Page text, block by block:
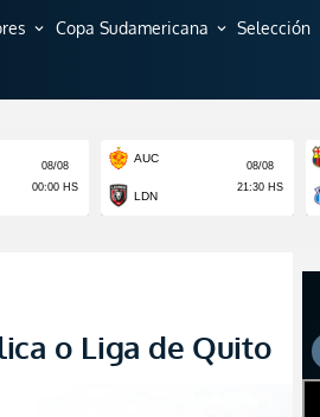
expand_more Copa Sudamericana expand_more Selección
o Liga de Quito